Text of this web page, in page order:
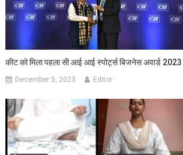
कीट को मिला पहला सी आई आई स्पोर्ट्स बिजनेस अवार्ड 2023
December 5, 2023 Editor